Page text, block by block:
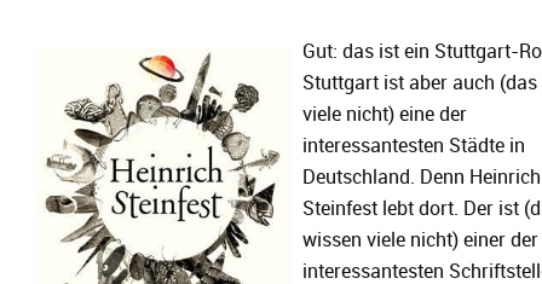
Gut: das ist ein Stuttgart-
Stuttgart ist aber auch (das
viele nicht) eine der
interessantesten Städte in
Deutschland. Denn Heinrich
Steinfest lebt dort. Der ist
wissen viele nicht) einer der
interessantesten